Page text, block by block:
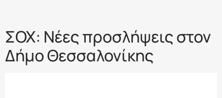
ΣΟΧ: Νέες προσλήψεις στον
Δήμο Θεσσαλονίκης